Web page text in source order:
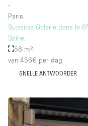
∙
Paris
Superbe Galerie dans le
Seine.
58 m²
van 456€ per dag
SNELLE ANTWOORDER